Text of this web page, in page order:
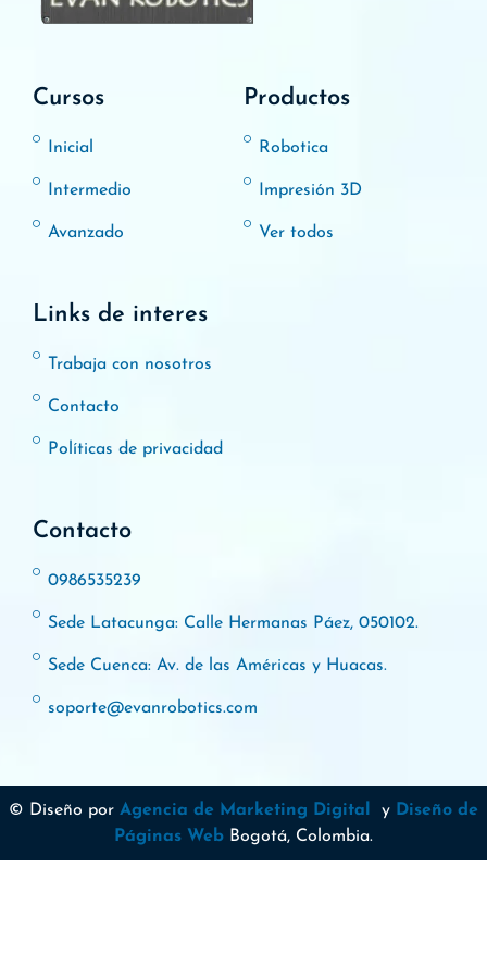
Cursos
Inicial
Intermedio
Avanzado
Productos
Robotica
Impresión 3D
Ver todos
Links de interes
Trabaja con nosotros
Contacto
Políticas de privacidad
Contacto
0986535239
Sede Latacunga: Calle Hermanas Páez, 050102.
Sede Cuenca: Av. de las Américas y Huacas.
soporte@evanrobotics.com
© Diseño por Agencia de Marketing Digital y Diseño de
Páginas Web Bogotá, Colombia.